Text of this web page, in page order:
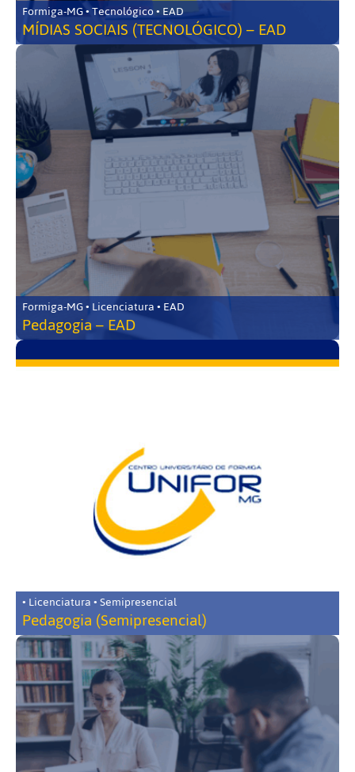
Formiga-MG • Tecnológico • EAD
MÍDIAS SOCIAIS (TECNOLÓGICO) – EAD
Formiga-MG • Licenciatura • EAD
Pedagogia – EAD
• Licenciatura • Semipresencial
Pedagogia (Semipresencial)